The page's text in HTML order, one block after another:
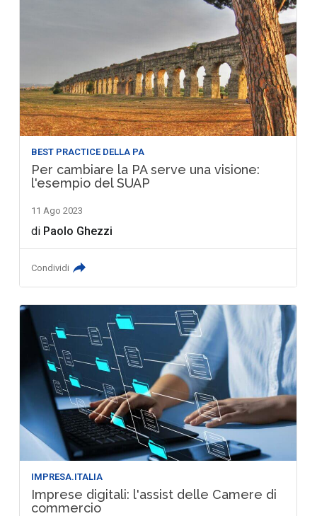
BEST PRACTICE DELLA PA
Per cambiare la PA serve una visione:
l'esempio del SUAP
11 Ago 2023
di Paolo Ghezzi
Condividi
IMPRESA.ITALIA
Imprese digitali: l'assist delle Camere di
commercio